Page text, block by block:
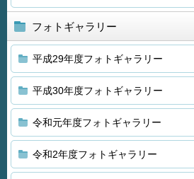
フォトギャラリー
平成29年度フォトギャラリー
平成30年度フォトギャラリー
令和元年度フォトギャラリー
令和2年度フォトギャラリー